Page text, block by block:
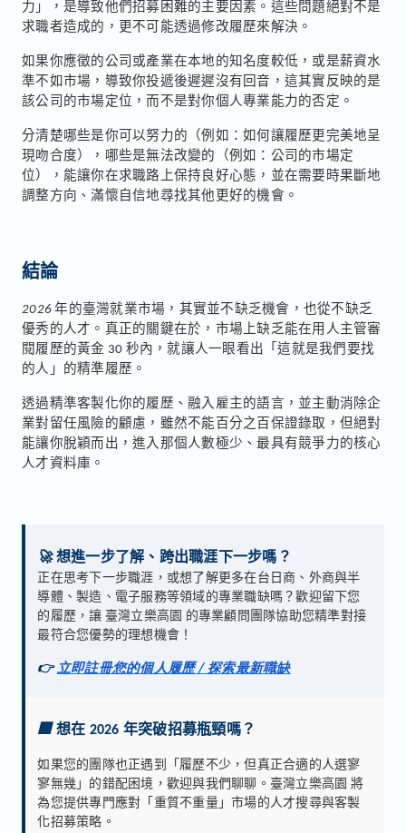
力」，是導致他們招募困難的主要因素。這些問題絕對不是
求職者造成的，更不可能透過修改履歷來解決。
如果你應徵的公司或產業在本地的知名度較低，或是薪資水
準不如市場，導致你投遞後遲遲沒有回音，這其實反映的是
該公司的市場定位，而不是對你個人專業能力的否定。
分清楚哪些是你可以努力的（例如：如何讓履歷更完美地呈
現吻合度），哪些是無法改變的（例如：公司的市場定
位），能讓你在求職路上保持良好心態，並在需要時果斷地
調整方向、滿懷自信地尋找其他更好的機會。
結論
2026年的臺灣就業市場，其實並不缺乏機會，也從不缺乏
優秀的人才。真正的關鍵在於，市場上缺乏能在用人主管審
閱履歷的黃金 30 秒內，就讓人一眼看出「這就是我們要找
的人」的精準履歷。
透過精準客製化你的履歷、融入雇主的語言，並主動消除企
業對留任風險的顧慮，雖然不能百分之百保證錄取，但絕對
能讓你脫穎而出，進入那個人數極少、最具有競爭力的核心
人才資料庫。
🚀想進一步了解、跨出職涯下一步嗎？
正在思考下一步職涯，或想了解更多在台日商、外商與半
導體、製造、電子服務等領域的專業職缺嗎？歡迎留下您
的履歷，讓 臺灣立樂高園 的專業顧問團隊協助您精準對接
最符合您優勢的理想機會！
👉立即註冊您的個人履歷/探索最新職缺
🏢 想在 2026 年突破招募瓶頸嗎？
如果您的團隊也正遇到「履歷不少，但真正合適的人選寥
寥無幾」的錯配困境，歡迎與我們聊聊。臺灣立樂高園 將
為您提供專門應對「重質不重量」市場的人才搜尋與客製
化招募策略。